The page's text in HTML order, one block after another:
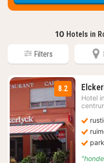
10 Hotels in
Filters
8.2
Hotel in